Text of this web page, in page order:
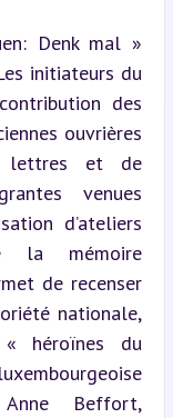
Denk mal »
initiateurs du
des
ouvrières
lettres et de
venues
d’ateliers
la mémoire
de recenser
nationale,
héroïnes du
Anne Beffort,